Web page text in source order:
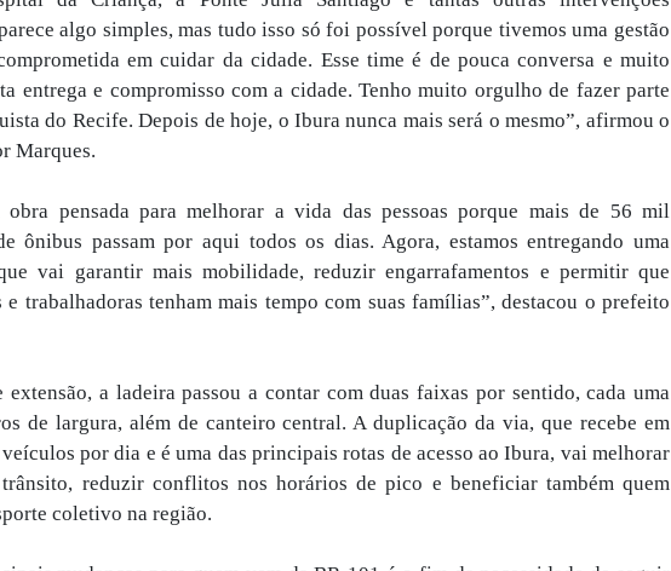
algo simples, mas tudo isso só foi possível porque tivemos uma gestão
em cuidar da cidade. Esse time é de pouca conversa e muito
entrega e compromisso com a cidade. Tenho muito orgulho de fazer parte
do Recife. Depois de hoje, o Ibura nunca mais será o mesmo”, afirmou o
Marques.
obra pensada para melhorar a vida das pessoas porque mais de 56 mil
ônibus passam por aqui todos os dias. Agora, estamos entregando uma
vai garantir mais mobilidade, reduzir engarrafamentos e permitir que
e trabalhadoras tenham mais tempo com suas famílias”, destacou o prefeito
extensão, a ladeira passou a contar com duas faixas por sentido, cada uma
de largura, além de canteiro central. A duplicação da via, que recebe em
por dia e é uma das principais rotas de acesso ao Ibura, vai melhorar
reduzir conflitos nos horários de pico e beneficiar também quem
coletivo na região.